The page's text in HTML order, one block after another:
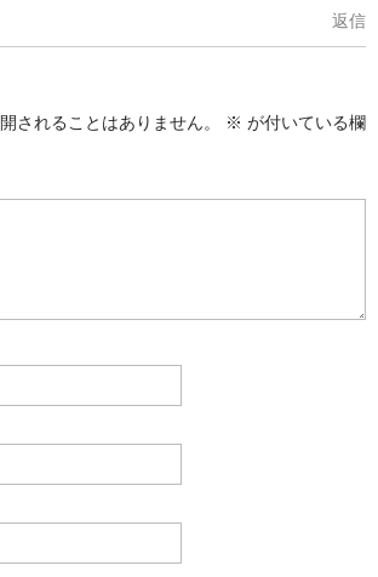
返信
されることはありません。
※ が付いている欄